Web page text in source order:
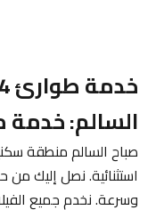
السالم:
صباح السالم منطقة
وسرعة. نخدم جميع